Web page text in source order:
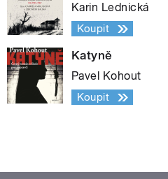
Karin Lednická
Koupit
Katyně
Pavel Kohout
Koupit